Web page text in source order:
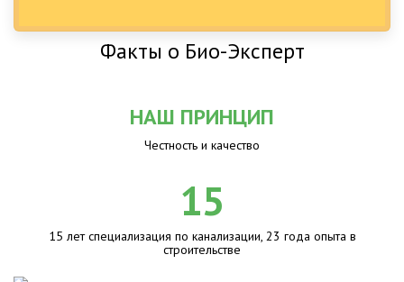
Факты о Био-Эксперт
НАШ ПРИНЦИП
Честность и качество
15
15 лет специализация по канализации, 23 года опыта в
строительстве